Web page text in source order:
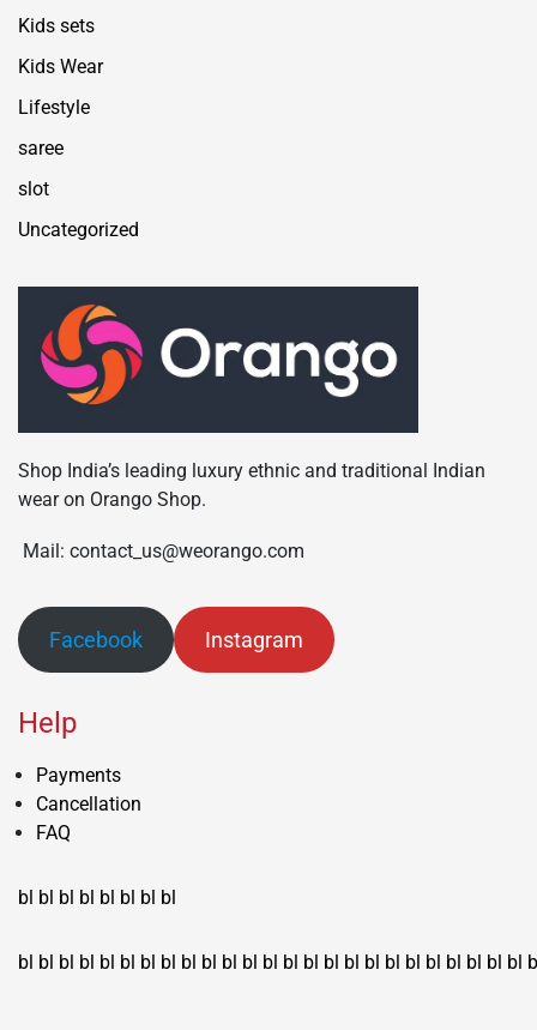
Kids sets
Kids Wear
Lifestyle
saree
slot
Uncategorized
Shop India’s leading luxury ethnic and traditional Indian
wear on Orango Shop.
Mail: contact_us@weorango.com
Facebook Instagram
Help
Payments
Cancellation
FAQ
bl bl bl bl bl bl bl bl
bl bl bl bl bl bl bl bl bl bl bl bl bl bl bl bl bl bl bl bl bl bl bl bl bl